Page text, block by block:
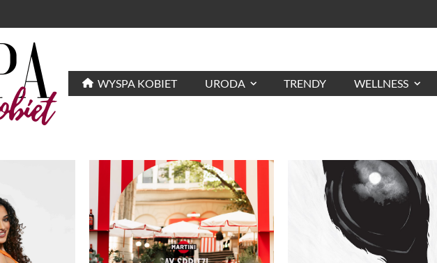
WYSPA KOBIET URODA TRENDY WELLNESS